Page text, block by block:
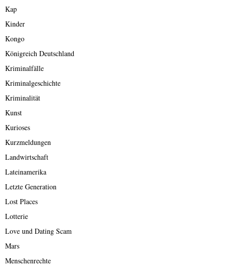
Kap
Kinder
Kongo
Königreich Deutschland
Kriminalfälle
Kriminalgeschichte
Kriminalität
Kunst
Kurioses
Kurzmeldungen
Landwirtschaft
Lateinamerika
Letzte Generation
Lost Places
Lotterie
Love und Dating Scam
Mars
Menschenrechte